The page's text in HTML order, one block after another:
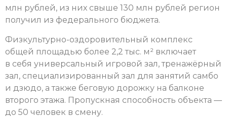
млн рублей, из них свыше 130 млн рублей регион
получил из федерального бюджета.
Физкультурно-оздоровительный комплекс
общей площадью более 2,2 тыс. м² включает
в себя универсальный игровой зал, тренажёрный
зал, специализированный зал для занятий самбо
и дзюдо, а также беговую дорожку на балконе
второго этажа. Пропускная способность объекта —
до 50 человек в смену.